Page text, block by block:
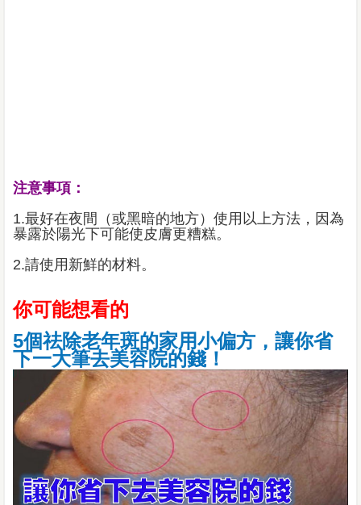
注意事項：
1.最好在夜間（或黑暗的地方）使用以上方法，因為
暴露於陽光下可能使皮膚更糟糕。
2.請使用新鮮的材料。
你可能想看的
5個祛除老年斑的家用小偏方，讓你省
下一大筆去美容院的錢！